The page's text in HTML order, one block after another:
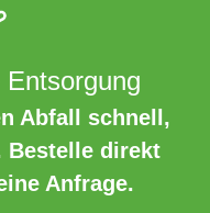
Abfall schnell,
Bestelle direkt
Anfrage.